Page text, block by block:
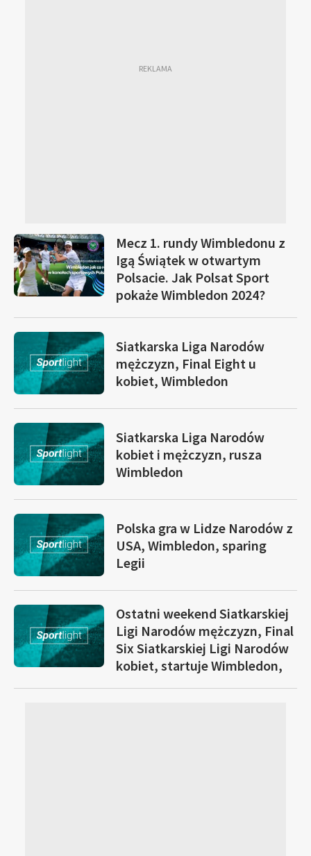
Mecz 1. rundy Wimbledonu z
Igą Świątek w otwartym
Polsacie. Jak Polsat Sport
pokaże Wimbledon 2024?
Siatkarska Liga Narodów
mężczyzn, Final Eight u
kobiet, Wimbledon
Siatkarska Liga Narodów
kobiet i mężczyzn, rusza
Wimbledon
Polska gra w Lidze Narodów z
USA, Wimbledon, sparing
Legii
Ostatni weekend Siatkarskiej
Ligi Narodów mężczyzn, Final
Six Siatkarskiej Ligi Narodów
kobiet, startuje Wimbledon,